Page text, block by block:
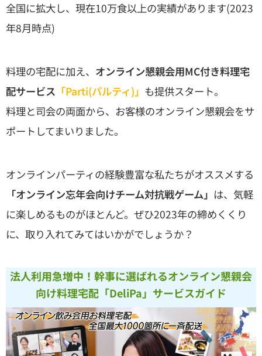
全国に拡大し、現在10万食以上の実績があります(2023
年8月時点)
料理の宅配に加え、 オンライン懇親会用MC付き料理宅
配サービス 「Parti(パルティ)」 も提供スタート。
料理と司会の両面から、お客様のオンライン懇親会をサ
ポートしてまいりました。
オンラインパーティの経験豊富な私たちがオススメする
「オンライン忘年会向けチーム対抗戦ゲーム」 は、気軽
に楽しめるものがほとんど。ぜひ2023年の締めくくり
に、取り入れてみてはいかがでしょうか？
法人利用急増中！幹事に選ばれるオンライン懇親会
向け料理宅配「DeliPa」サービスガイド